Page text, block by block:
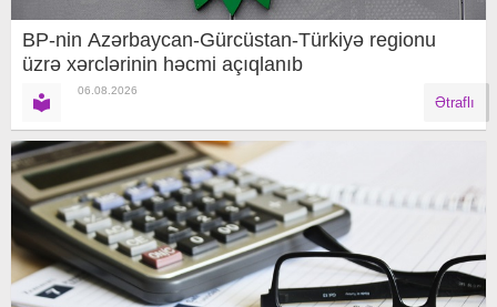
BP-nin Azərbaycan-Gürcüstan-Türkiyə regionu
üzrə xərclərinin həcmi açıqlanıb
06.08.2026
Ətraflı